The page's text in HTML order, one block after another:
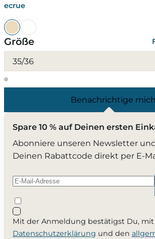
ecrue
Größe
35/36
Benachrichtige mich
Spare 10 % auf Deinen ersten
Abonniere unseren Newsletter
Deinen Rabattcode direkt per E-
Mit der Anmeldung bestätigst Du,
Datenschutzerklärung und den